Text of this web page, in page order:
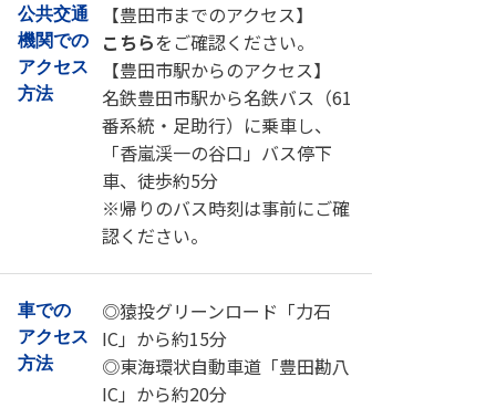
公共交通
機関での
アクセス
方法
【豊田市までのアクセス】
こちらをご確認ください。
【豊田市駅からのアクセス】
名鉄豊田市駅から名鉄バス（61
番系統・足助行）に乗車し、
「香嵐渓一の谷口」バス停下
車、徒歩約5分
※帰りのバス時刻は事前にご確
認ください。
車での
アクセス
方法
◎猿投グリーンロード「力石
IC」から約15分
◎東海環状自動車道「豊田勘八
IC」から約20分